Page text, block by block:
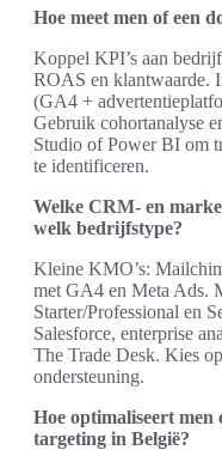
Hoe meet men of een
Koppel KPI’s aan
ROAS en klantwaarde.
(GA4 +
Gebruik cohortanalyse
Studio of Power BI om
te identificeren.
Welke CRM- en
welk bedrijfstype?
Kleine KMO’s:
met GA4 en Meta Ads.
Starter/Professional en
Salesforce, enterprise
The Trade Desk. Kies
ondersteuning.
Hoe optimaliseert men
targeting in België?